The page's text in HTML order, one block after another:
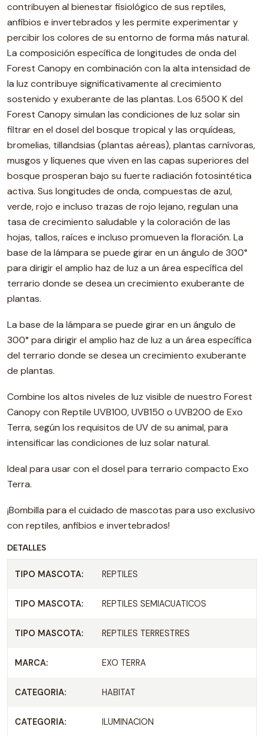
contribuyen al bienestar fisiológico de sus reptiles,
anfibios e invertebrados y les permite experimentar y
percibir los colores de su entorno de forma más natural.
La composición específica de longitudes de onda del
Forest Canopy en combinación con la alta intensidad de
la luz contribuye significativamente al crecimiento
sostenido y exuberante de las plantas. Los 6500 K del
Forest Canopy simulan las condiciones de luz solar sin
filtrar en el dosel del bosque tropical y las orquídeas,
bromelias, tillandsias (plantas aéreas), plantas carnívoras,
musgos y líquenes que viven en las capas superiores del
bosque prosperan bajo su fuerte radiación fotosintética
activa. Sus longitudes de onda, compuestas de azul,
verde, rojo e incluso trazas de rojo lejano, regulan una
tasa de crecimiento saludable y la coloración de las
hojas, tallos, raíces e incluso promueven la floración. La
base de la lámpara se puede girar en un ángulo de 300°
para dirigir el amplio haz de luz a un área específica del
terrario donde se desea un crecimiento exuberante de
plantas.
La base de la lámpara se puede girar en un ángulo de
300° para dirigir el amplio haz de luz a un área específica
del terrario donde se desea un crecimiento exuberante
de plantas.
Combine los altos niveles de luz visible de nuestro Forest
Canopy con Reptile UVB100, UVB150 o UVB200 de Exo
Terra, según los requisitos de UV de su animal, para
intensificar las condiciones de luz solar natural.
Ideal para usar con el dosel para terrario compacto Exo
Terra.
¡Bombilla para el cuidado de mascotas para uso exclusivo
con reptiles, anfibios e invertebrados!
DETALLES
TIPO MASCOTA: REPTILES
TIPO MASCOTA: REPTILES SEMIACUATICOS
TIPO MASCOTA: REPTILES TERRESTRES
MARCA: EXO TERRA
CATEGORIA: HABITAT
CATEGORIA: ILUMINACION